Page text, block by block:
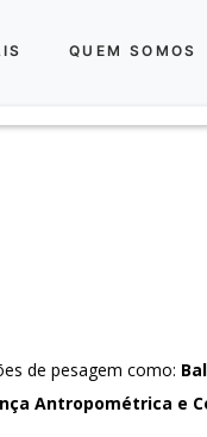
QUEM SOMOS
de pesagem como:
Antropométrica e